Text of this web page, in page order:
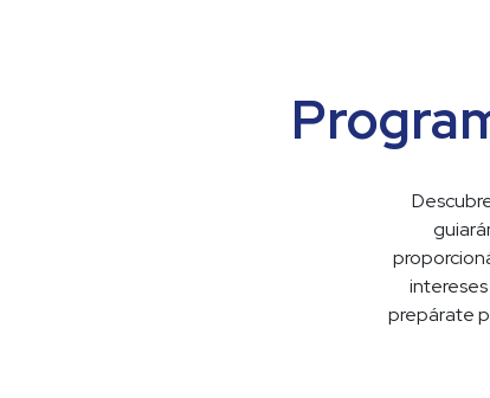
intereses
prepárate